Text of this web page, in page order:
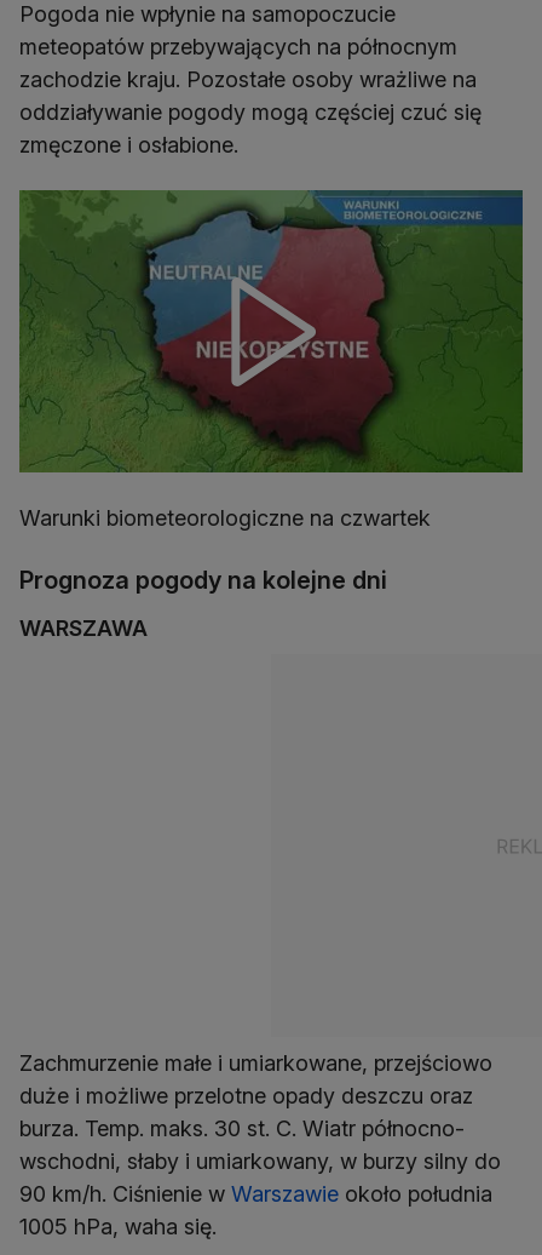
Pogoda nie wpłynie na samopoczucie
meteopatów przebywających na północnym
zachodzie kraju. Pozostałe osoby wrażliwe na
oddziaływanie pogody mogą częściej czuć się
zmęczone i osłabione.
Warunki biometeorologiczne na czwartek
Prognoza pogody na kolejne dni
WARSZAWA
Zachmurzenie małe i umiarkowane, przejściowo
duże i możliwe przelotne opady deszczu oraz
burza. Temp. maks. 30 st. C. Wiatr północno-
wschodni, słaby i umiarkowany, w burzy silny do
90 km/h. Ciśnienie w Warszawie około południa
1005 hPa, waha się.